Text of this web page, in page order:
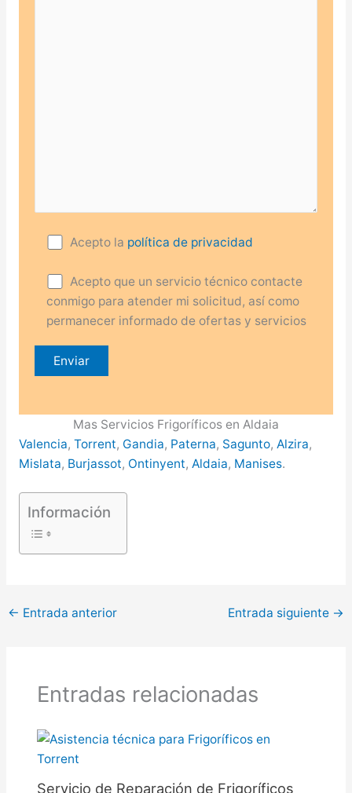
Acepto la política de privacidad
Acepto que un servicio técnico contacte
conmigo para atender mi solicitud, así como
permanecer informado de ofertas y servicios
Mas Servicios Frigoríficos en Aldaia
Valencia, Torrent, Gandia, Paterna, Sagunto, Alzira,
Mislata, Burjassot, Ontinyent, Aldaia, Manises.
Información
← Entrada anterior Entrada siguiente →
Entradas relacionadas
Servicio de Reparación de Frigoríficos